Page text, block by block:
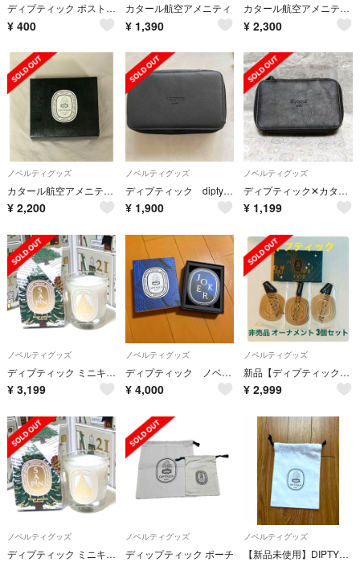
ディプティック ポストカード ムエット ポップアップイベント限定ノベルティ
¥ 400
カタール航空アメニティ
¥ 1,390
カタール航空アメニティ DIPTYQUE
¥ 2,300
ノベルティグッズ
カタール航空アメニティ DIPTYQUE
¥ 2,200
ノベルティグッズ
ディプティック diptyque ポーチ ノベルティ
¥ 1,900
ノベルティグッズ
ディプティック✕カタール航空 ノベルティポーチ
¥ 1,199
ノベルティグッズ
ディプティック ミニキャンドル【サパン】
¥ 3,199
ノベルティグッズ
ディプティック ノベルティ トランプ
¥ 4,000
ノベルティグッズ
新品【ディプティック】クリスマス オーナメント 3枚セット 非売品 ノベルティ
¥ 2,999
ノベルティグッズ
ディプティック ミニキャンドル サパン
ノベルティグッズ
ディップティック ポーチ
ノベルティグッズ
【新品未使用】DIPTYQUE ディプティック 香水用 巾着 ホワイト